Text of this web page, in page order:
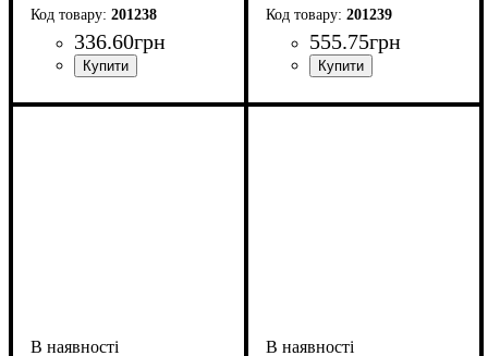
201238
336.60грн
201239
555.75грн